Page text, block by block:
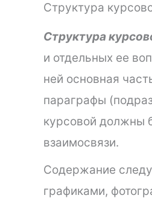
Структура
Структура
и отдельных ее
ней основная
параграфы
курсовой должны
взаимосвязи.
Содержание
графиками,